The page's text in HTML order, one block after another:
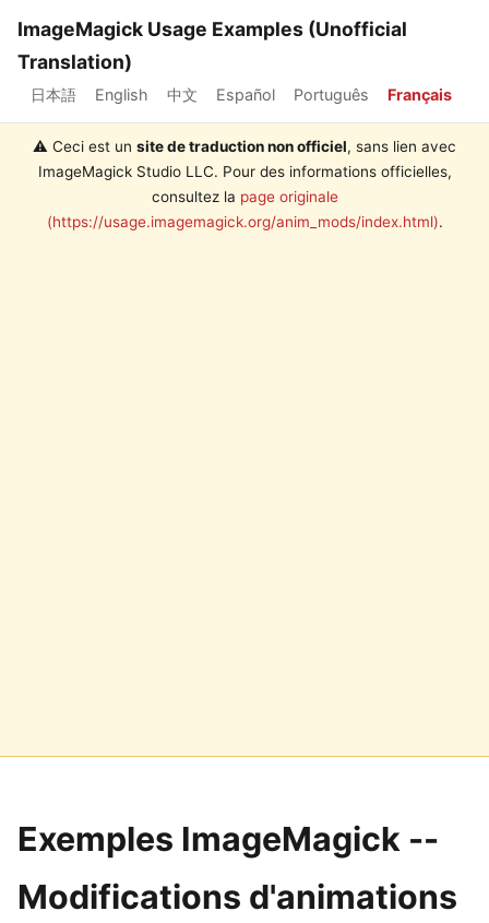
ImageMagick Usage Examples (Unofficial
Translation)
日本語 English 中文 Español Português Français
⚠️ Ceci est un site de traduction non officiel, sans lien avec
ImageMagick Studio LLC. Pour des informations officielles,
consultez la page originale
(https://usage.imagemagick.org/anim_mods/index.html).
Exemples ImageMagick --
Modifications d'animations